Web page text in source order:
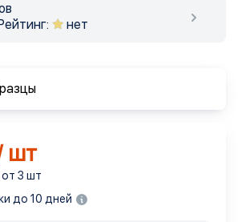
нет
шт
3 шт
до 10 дней